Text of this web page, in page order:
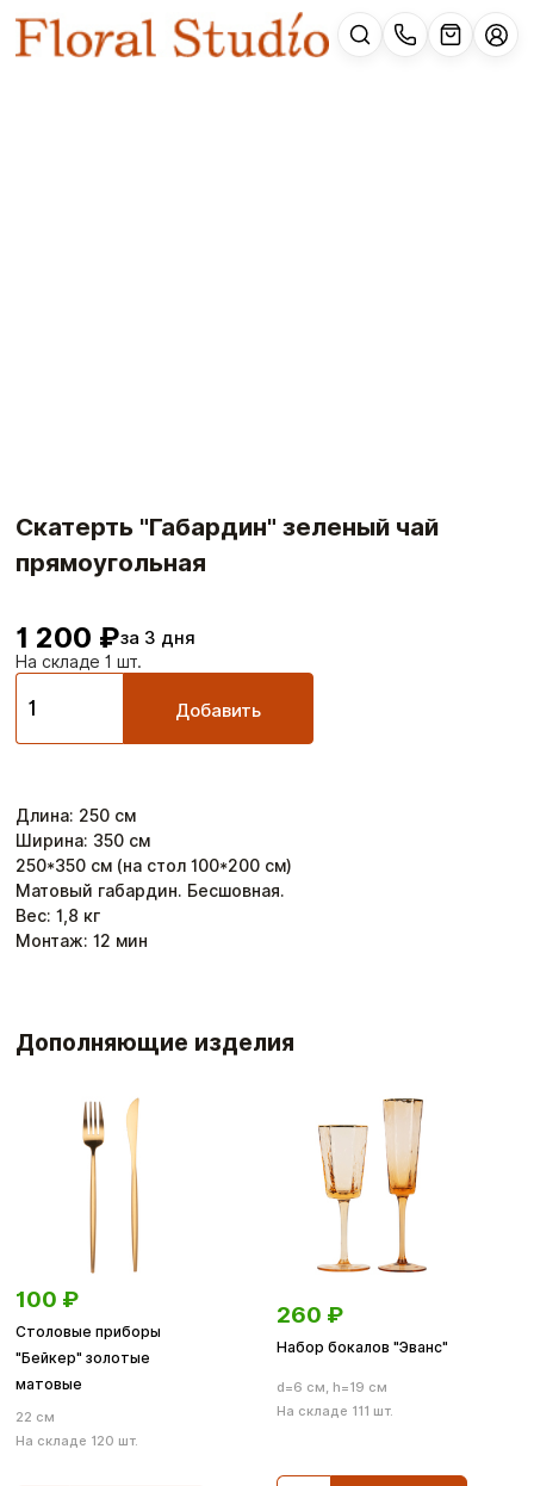
Скатерть "Габардин" зеленый чай
прямоугольная
1 200 ₽за 3 дня
На складе 1 шт.
Добавить
Длина: 250 см
Ширина: 350 см
250*350 см (на стол 100*200 см)
Матовый габардин. Бесшовная.
Вес: 1,8 кг
Монтаж: 12 мин
Дополняющие изделия
100 ₽
Столовые приборы
"Бейкер" золотые
матовые
22 см
На складе 120 шт.
260 ₽
Набор бокалов "Эванс"
d=6 см, h=19 см
На складе 111 шт.